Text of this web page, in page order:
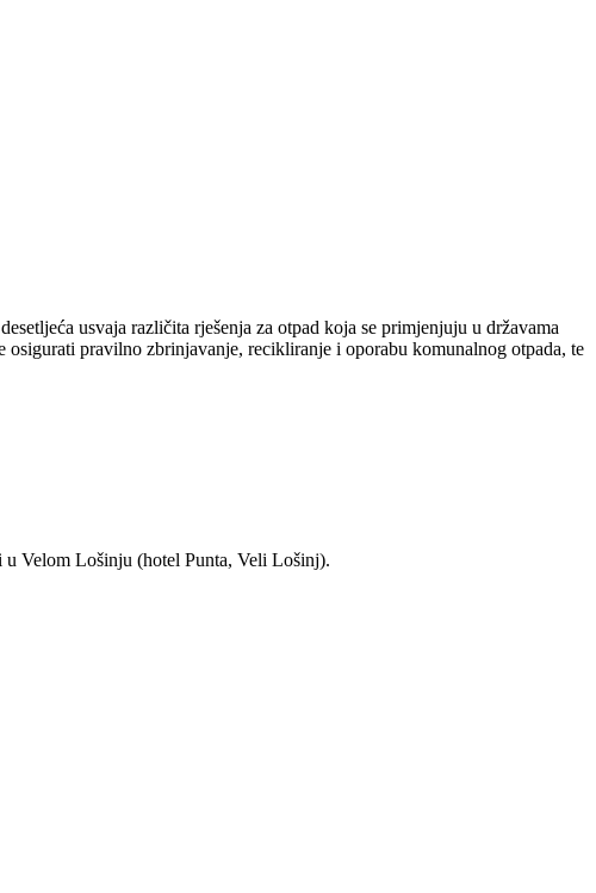
usvaja različita rješenja za otpad koja se primjenjuju u državama
pravilno zbrinjavanje, recikliranje i oporabu komunalnog otpada, te
u Velom Lošinju (hotel Punta, Veli Lošinj).